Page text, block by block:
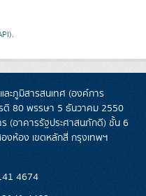
).
ะภูมิสารสนเทศ (องค์การ
ติ 80 พรรษา 5 ธันวาคม 2550
(อาคารรัฐประศาสนภักดี) ชั้น 6
งห้อง เขตหลักสี่ กรุงเทพฯ
4674